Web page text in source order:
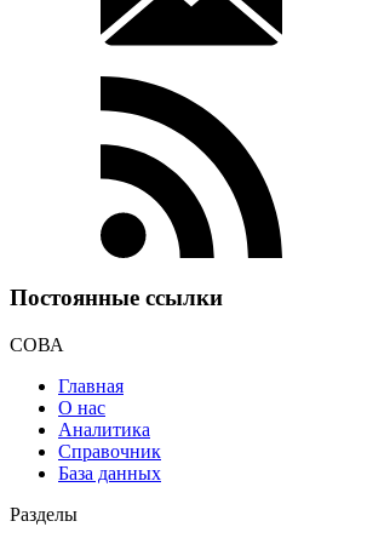
Постоянные ссылки
СОВА
Главная
О нас
Аналитика
Справочник
База данных
Разделы